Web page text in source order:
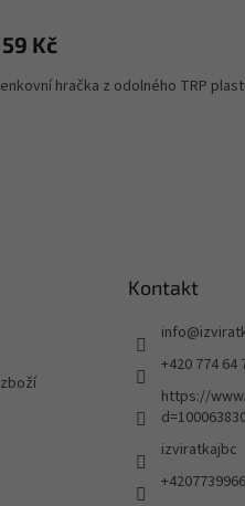
Kč
hračka z odolného TRP
Kontakt
info@
+420 774 64
https://
izviratkajbc